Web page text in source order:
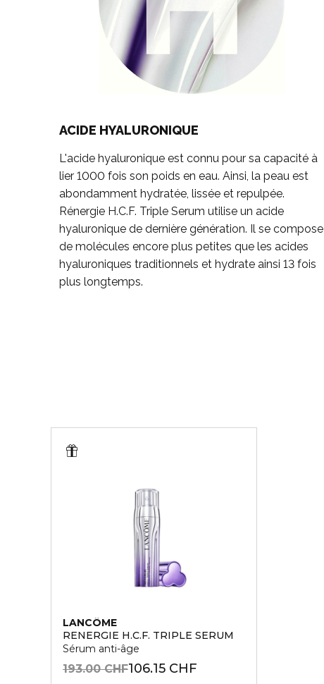
ACIDE HYALURONIQUE
L'acide hyaluronique est connu pour sa capacité à
lier 1000 fois son poids en eau. Ainsi, la peau est
abondamment hydratée, lissée et repulpée.
Rénergie H.C.F. Triple Serum utilise un acide
hyaluronique de dernière génération. Il se compose
de molécules encore plus petites que les acides
hyaluroniques traditionnels et hydrate ainsi 13 fois
plus longtemps.
LANCÔME
RENERGIE H.C.F. TRIPLE SERUM
Sérum anti-âge
106.15 CHF
193.00 CHF